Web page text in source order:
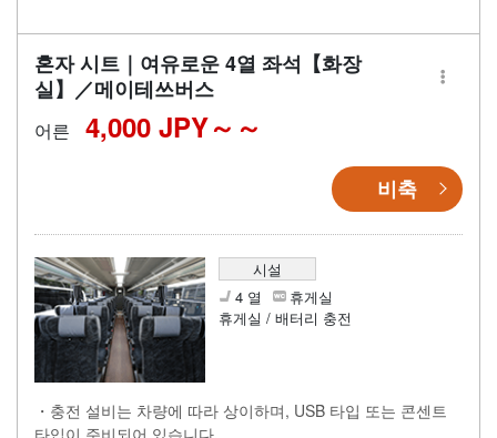
혼자 시트｜여유로운 4열 좌석【화장
실】／메이테쓰버스
어른 4,000 JPY～
비축
시설
4 열
휴게실
휴게실 / 배터리 충전
・충전 설비는 차량에 따라 상이하며, USB 타입 또는 콘센트
타입이 준비되어 있습니다.